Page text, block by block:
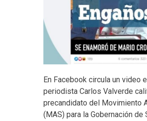
En Facebook circula un video
periodista Carlos Valverde
precandidato del Movimiento
(MAS) para la Gobernación de